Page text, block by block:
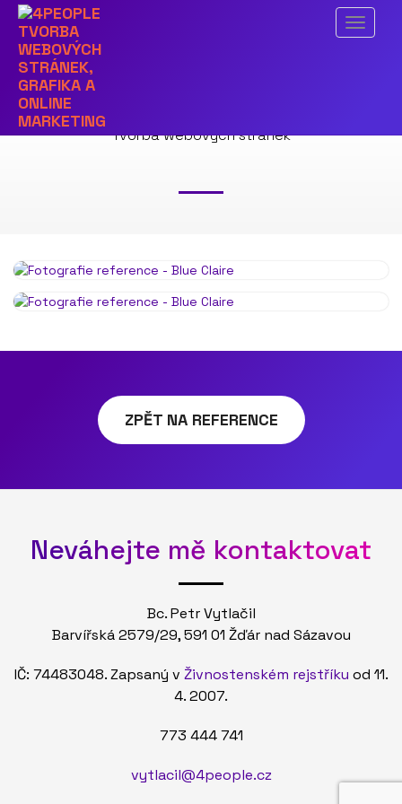
Menu
Tvorba webových stránek
ZPĚT NA REFERENCE
Neváhejte mě kontaktovat
Bc. Petr Vytlačil
Barvířská 2579/29, 591 01 Žďár nad Sázavou
IČ: 74483048. Zapsaný v Živnostenském rejstříku od 11.
4. 2007.
773 444 741
vytlacil@4people.cz